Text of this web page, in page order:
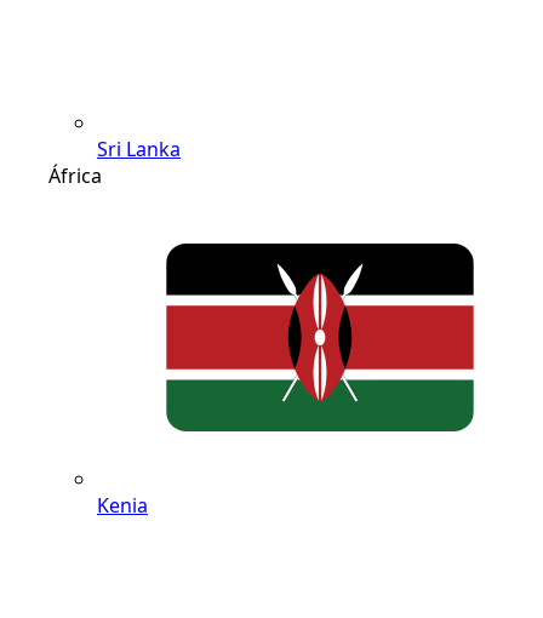
Sri Lanka
África
Kenia